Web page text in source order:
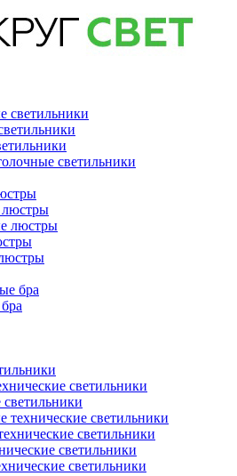
светильники
светильники
люстры
люстры
бра
светильники
технические светильники
светильники
светильники
светильники